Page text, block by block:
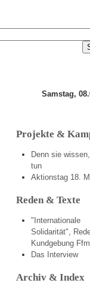
Samstag,
Projekte &
Denn sie
tun
Aktionstag 18.
Reden & Texte
"Internationale
Solidarität",
Kundgebung Ffm
Das Interview
Archiv & Index